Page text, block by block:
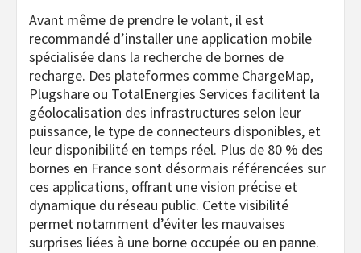
Avant même de prendre le volant, il est
recommandé d’installer une application mobile
spécialisée dans la recherche de bornes de
recharge. Des plateformes comme ChargeMap,
Plugshare ou TotalEnergies Services facilitent la
géolocalisation des infrastructures selon leur
puissance, le type de connecteurs disponibles, et
leur disponibilité en temps réel. Plus de 80 % des
bornes en France sont désormais référencées sur
ces applications, offrant une vision précise et
dynamique du réseau public. Cette visibilité
permet notamment d’éviter les mauvaises
surprises liées à une borne occupée ou en panne.